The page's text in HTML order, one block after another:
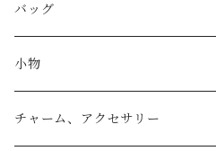
バッグ
トートバッグ
リュック
小物
小物入れ
チャーム、アクセサリー